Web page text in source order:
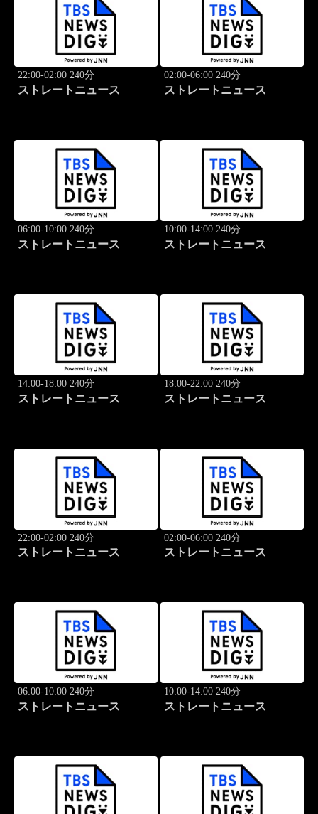
22:00-02:00 240分
ストレートニュース
02:00-06:00 240分
ストレートニュース
06:00-10:00 240分
ストレートニュース
10:00-14:00 240分
ストレートニュース
14:00-18:00 240分
ストレートニュース
18:00-22:00 240分
ストレートニュース
22:00-02:00 240分
ストレートニュース
02:00-06:00 240分
ストレートニュース
06:00-10:00 240分
ストレートニュース
10:00-14:00 240分
ストレートニュース